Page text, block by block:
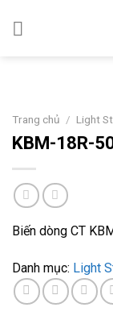
Trang chủ / Light
KBM-18R-
Biến dòng CT
Danh mục: Light